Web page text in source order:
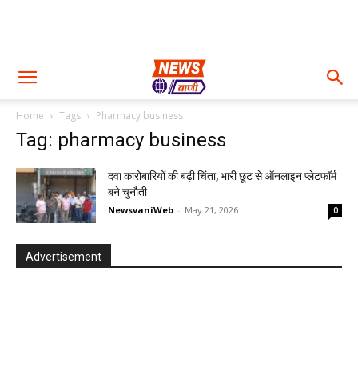
Home Tags Pharmacy business
Tag: pharmacy business
दवा कारोबारियों की बढ़ी चिंता, भारी छूट से ऑनलाइन प्लेटफॉर्म
बने चुनौती
NewsvaniWeb - May 21, 2026 0
Advertisement